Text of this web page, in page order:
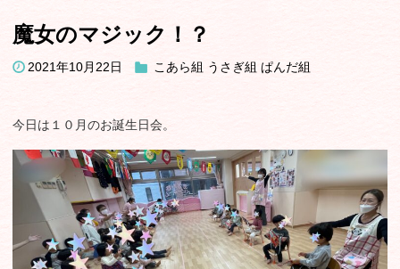
魔女のマジック！？
2021年10月22日 こあら組 うさぎ組 ぱんだ組
今日は１０月のお誕生日会。